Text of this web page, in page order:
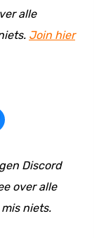
alle
Join hier
Discord
over alle
niets.